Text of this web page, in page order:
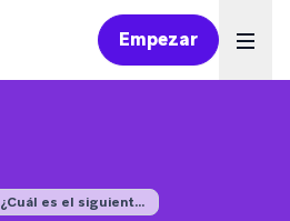
Empezar
¿Cuál es el siguient...